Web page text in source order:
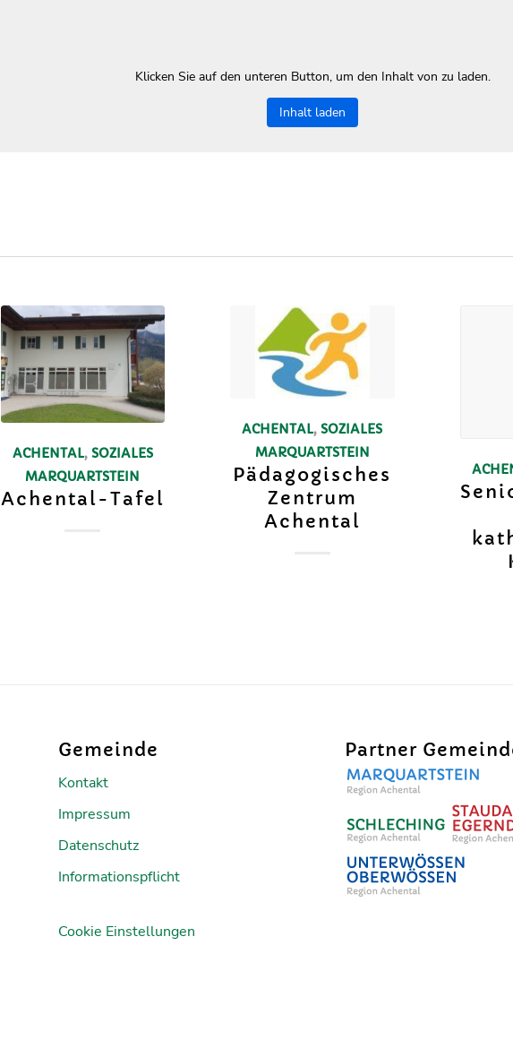
Klicken Sie auf den unteren Button, um den Inhalt von zu laden.
Inhalt laden
ACHENTAL, SOZIALES
MARQUARTSTEIN
Achental-Tafel
ACHENTAL,SOZIALES
MARQUARTSTEIN
Pädagogisches
Zentrum
Achental
Gemeinde
Kontakt
Impressum
Datenschutz
Informationspflicht
Cookie Einstellungen
Partner